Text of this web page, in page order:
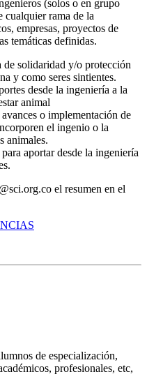
(solos o en grupo
rama de la
empresas, proyectos de
temáticas definidas.
de solidaridad y/o protección
y como seres sintientes.
desde la ingeniería a la
animal
o implementación de
el ingenio o la
animales.
aportar desde la ingeniería
el resumen en el
de especialización,
profesionales, etc,